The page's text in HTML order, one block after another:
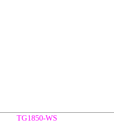
TG1850-WS